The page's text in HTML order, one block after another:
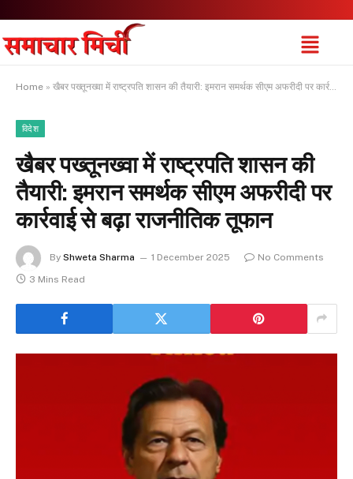
Home » खैबर पख्तूनख्वा में राष्ट्रपति शासन की तैयारी: इमरान समर्थक सीएम अफरीदी पर कार्रवाई से बढ़ा राजनीतिक तूफान
विदेश
खैबर पख्तूनख्वा में राष्ट्रपति शासन की
तैयारी: इमरान समर्थक सीएम अफरीदी पर
कार्रवाई से बढ़ा राजनीतिक तूफान
By Shweta Sharma 1 December 2025
No Comments
3 Mins Read